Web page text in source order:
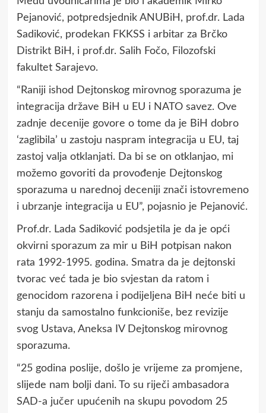
Pejanović, potpredsjednik ANUBiH, prof.dr. Lada
Sadiković, prodekan FKKSS i arbitar za Brčko
Distrikt BiH, i prof.dr. Salih Fočo, Filozofski
fakultet Sarajevo.
“Raniji ishod Dejtonskog mirovnog sporazuma je
integracija države BiH u EU i NATO savez. Ove
zadnje decenije govore o tome da je BiH dobro
‘zaglibila’ u zastoju naspram integracija u EU, taj
zastoj valja otklanjati. Da bi se on otklanjao, mi
možemo govoriti da provođenje Dejtonskog
sporazuma u narednoj deceniji znači istovremeno
i ubrzanje integracija u EU”, pojasnio je Pejanović.
Prof.dr. Lada Sadiković podsjetila je da je opći
okvirni sporazum za mir u BiH potpisan nakon
rata 1992-1995. godina. Smatra da je dejtonski
tvorac već tada je bio svjestan da ratom i
genocidom razorena i podijeljena BiH neće biti u
stanju da samostalno funkcioniše, bez revizije
svog Ustava, Aneksa IV Dejtonskog mirovnog
sporazuma.
“25 godina poslije, došlo je vrijeme za promjene,
slijede nam bolji dani. To su riječi ambasadora
SAD-a jučer upućenih na skupu povodom 25